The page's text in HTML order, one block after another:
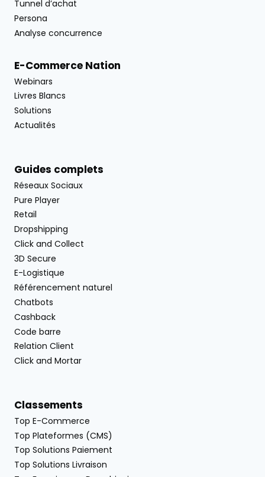
Tunnel d’achat
Persona
Analyse concurrence
E-Commerce Nation
Webinars
Livres Blancs
Solutions
Actualités
Guides complets
Réseaux Sociaux
Pure Player
Retail
Dropshipping
Click and Collect
3D Secure
E-Logistique
Référencement naturel
Chatbots
Cashback
Code barre
Relation Client
Click and Mortar
Classements
Top E-Commerce
Top Plateformes (CMS)
Top Solutions Paiement
Top Solutions Livraison